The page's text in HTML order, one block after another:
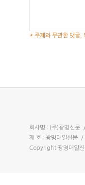
* 주제와 무관한 댓글,
회사명 : (주)광명신
제 호 : 광명매일신문
Copyright 광명매일